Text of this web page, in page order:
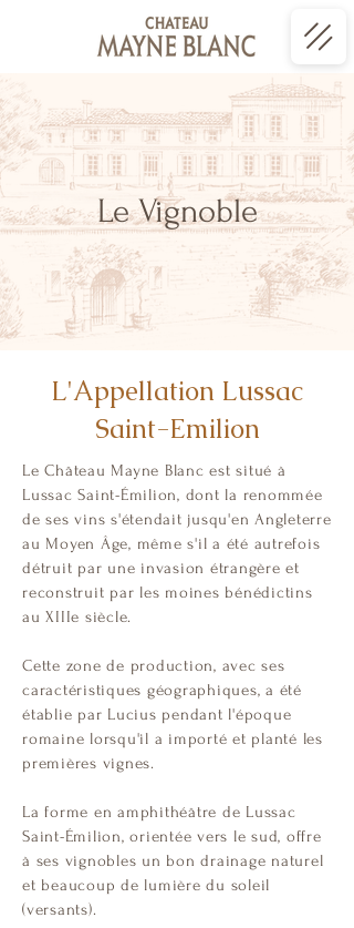
Le Vignoble
L'Appellation Lussac
Saint-Emilion
Le Château Mayne Blanc est situé à
Lussac Saint-Émilion, dont la renommée
de ses vins s'étendait jusqu'en Angleterre
au Moyen Âge, même s'il a été autrefois
détruit par une invasion étrangère et
reconstruit par les moines bénédictins
au XIIIe siècle.
Cette zone de production, avec ses
caractéristiques géographiques, a été
établie par Lucius pendant l'époque
romaine lorsqu'il a importé et planté les
premières vignes.
La forme en amphithéâtre de Lussac
Saint-Émilion, orientée vers le sud, offre
à ses vignobles un bon drainage naturel
et beaucoup de lumière du soleil
(versants).